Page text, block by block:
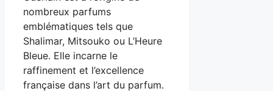
nombreux parfums
emblématiques tels que
Shalimar, Mitsouko ou L’Heure
Bleue. Elle incarne le
raffinement et l’excellence
française dans l’art du parfum.